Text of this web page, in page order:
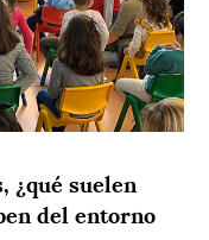
¿qué suelen
del entorno